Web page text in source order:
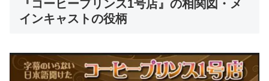
『コーヒープリンス1号店』の相関図・メ
インキャストの役柄